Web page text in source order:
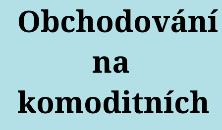
Obchodování
na
komoditních